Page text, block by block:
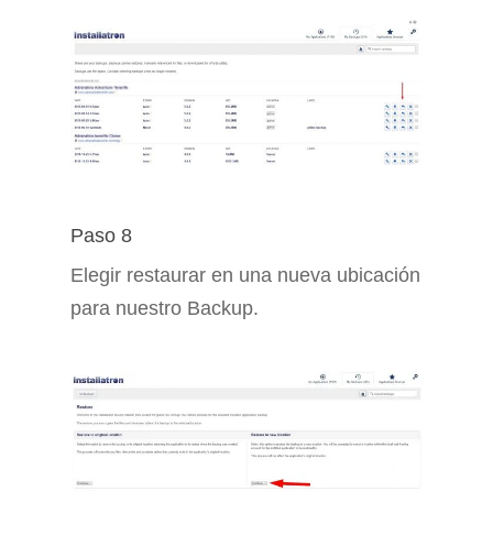
Paso 8
Elegir restaurar en una nueva ubicación
para nuestro Backup.